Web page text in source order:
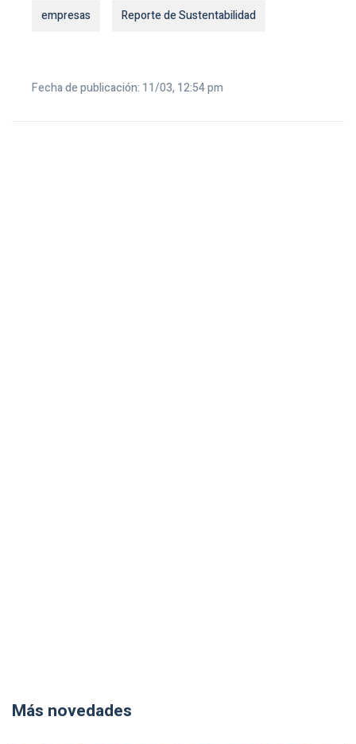
empresas Reporte de Sustentabilidad
Fecha de publicación: 11/03, 12:54 pm
Más novedades